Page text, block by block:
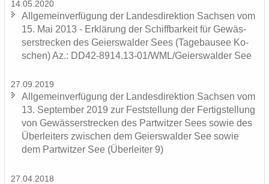
14.05.2020
All­ge­mein­ver­fü­gung der Lan­des­di­rek­ti­on Sach­sen vom
15. Mai 2013 - Er­klä­rung der Schiff­bar­keit für Ge­wäs­
ser­stre­cken des Gei­ers­wal­der Sees (Ta­ge­bau­see Ko­
schen) Az.: DD42-8914.13-01/WML/Gei­ers­wal­der See
27.09.2019
All­ge­mein­ver­fü­gung der Lan­des­di­rek­ti­on Sach­sen vom
13. Sep­tem­ber 2019 zur Fest­stel­lung der Fer­tig­stel­lung
von Ge­wäs­ser­stre­cken des Part­wit­zer Sees sowie des
Über­lei­ters zwi­schen dem Gei­ers­wal­der See sowie
dem Part­wit­zer See (Über­lei­ter 9)
27.04.2018